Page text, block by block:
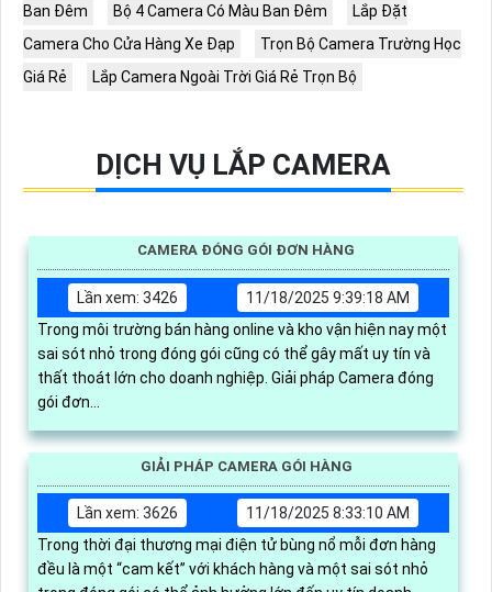
Ban Đêm
Bộ 4 Camera Có Màu Ban Đêm
Lắp Đặt
Camera Cho Cửa Hàng Xe Đạp
Trọn Bộ Camera Trường Học
Giá Rẻ
Lắp Camera Ngoài Trời Giá Rẻ Trọn Bộ
DỊCH VỤ LẮP CAMERA
CAMERA ĐÓNG GÓI ĐƠN HÀNG
Lần xem: 3426
11/18/2025 9:39:18 AM
Trong môi trường bán hàng online và kho vận hiện nay một
sai sót nhỏ trong đóng gói cũng có thể gây mất uy tín và
thất thoát lớn cho doanh nghiệp. Giải pháp Camera đóng
gói đơn...
GIẢI PHÁP CAMERA GÓI HÀNG
Lần xem: 3626
11/18/2025 8:33:10 AM
Trong thời đại thương mại điện tử bùng nổ mỗi đơn hàng
đều là một “cam kết” với khách hàng và một sai sót nhỏ